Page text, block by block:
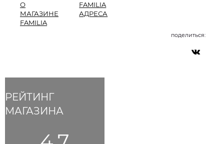
РЕЙТИНГ
МАГАЗИНА
О
МАГАЗИНЕ
FAMILIA
FAMILIA
АДРЕСА
поделиться: